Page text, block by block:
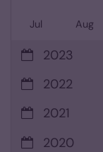
Jul Aug
2023
2022
2021
2020